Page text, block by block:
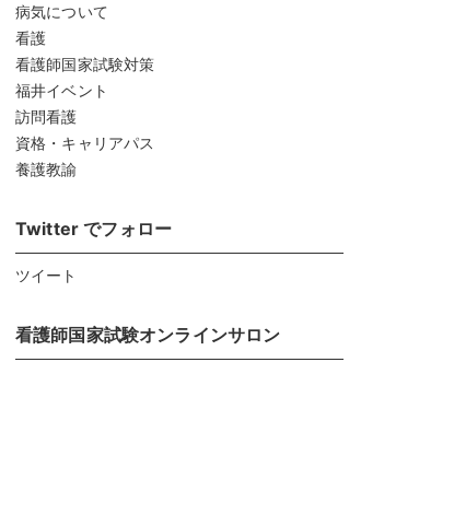
病気について
看護
看護師国家試験対策
福井イベント
訪問看護
資格・キャリアパス
養護教諭
Twitter でフォロー
ツイート
看護師国家試験オンラインサロン